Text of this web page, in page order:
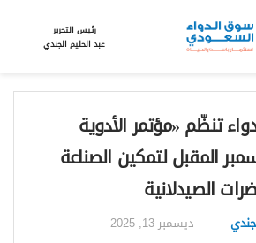
رئيس التحرير
عبد الحليم الجندي
تنظّم «مؤتمر الأدوية
30 ديسمبر المقبل لتمكين الصناعة
الصيدلانية
ديسمبر 13, 2025